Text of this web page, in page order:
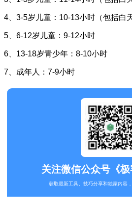
4、3-5岁儿童：10-13小时（包括白
5、6-12岁儿童：9-12小时
6、13-18岁青少年：8-10小时
7、成年人：7-9小时
关注微信公众号《极
获取最新工具、技巧分享和独家内容